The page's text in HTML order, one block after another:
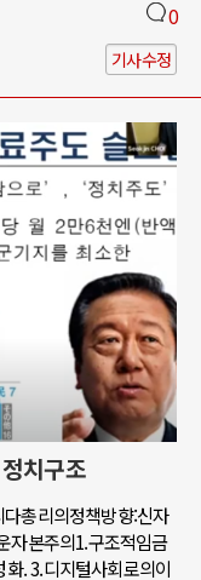
0
기사수정
치구조
총리의정책방향:신자
자본주의1.구조적임금
. 3.디지털사회로의이